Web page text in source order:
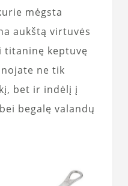
mėgsta
aukštą virtuvės
titaninę keptuvę
ne tik
bet ir indėlį į
begalę valandų